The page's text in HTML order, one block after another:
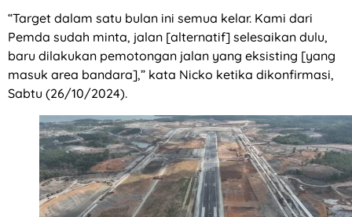
“Target dalam satu bulan ini semua kelar. Kami dari
Pemda sudah minta, jalan [alternatif] selesaikan dulu,
baru dilakukan pemotongan jalan yang eksisting [yang
masuk area bandara],” kata Nicko ketika dikonfirmasi,
Sabtu (26/10/2024).